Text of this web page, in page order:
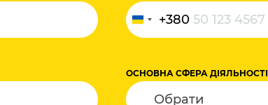
Ukraine
+380
+380
ОСНОВНА СФЕРА ДІЯЛЬНОСТІ